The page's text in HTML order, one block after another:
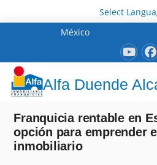
Select
México
Alfa Duende
Franquicia rentable en
opción para emprender
inmobiliario